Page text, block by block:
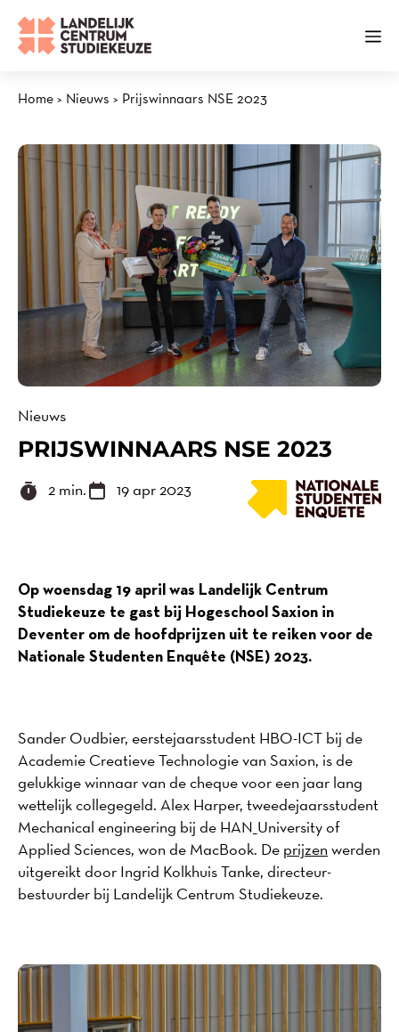
naar
Home> Nieuws > Prijswinnaars NSE 2023
Nieuws
PRIJSWINNAARS NSE 2023
2 min. 19 apr 2023
Op woensdag 19 april was Landelijk Centrum
Studiekeuze te gast bij Hogeschool Saxion in
Deventer om de hoofdprijzen uit te reiken voor de
Nationale Studenten Enquête (NSE) 2023.
Sander Oudbier, eerstejaarsstudent HBO-ICT bij de
Academie Creatieve Technologie van Saxion, is de
gelukkige winnaar van de cheque voor een jaar lang
wettelijk collegegeld. Alex Harper, tweedejaarsstudent
Mechanical engineering bij de HAN_University of
Applied Sciences, won de MacBook. De prijzen werden
uitgereikt door Ingrid Kolkhuis Tanke, directeur-
bestuurder bij Landelijk Centrum Studiekeuze.